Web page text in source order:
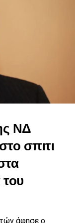
αλλά και η
θα σε
του ζητήθηκε
να
Συντάγματος
ιστορίες
ΝΔ
σπιτι
του
άφησε ο